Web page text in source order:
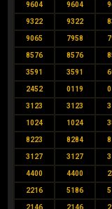
9604 9604
9322 9322
9065 7958
8576 8576
3591 3591
2452 0119
3123 3123
1024 1024
8223 8284
3127 3127
4400 4400
2216 5186
2146 2146